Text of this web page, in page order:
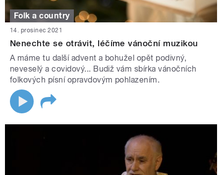
Folk a country
14. prosinec 2021
Nenechte se otrávit, léčíme vánoční muzikou
A máme tu další advent a bohužel opět podivný,
neveselý a covidový... Budiž vám sbírka vánočních
folkových písní opravdovým pohlazením.